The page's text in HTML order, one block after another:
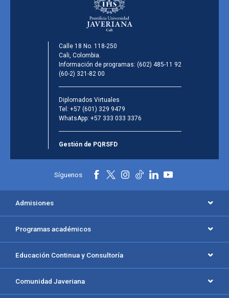
Calle 18 No. 118-250
Cali, Colombia.
Información de programas: (602) 485-11 92
(60-2) 321-82 00
Diplomados Virtuales
Tel: +57 (601) 329 9479
WhatsApp: +57 333 033 3376
Gestión de PQRSFD
Síguenos
Admisiones
Programas académicos
Educación Continua y Consultoría
Comunidad Javeriana